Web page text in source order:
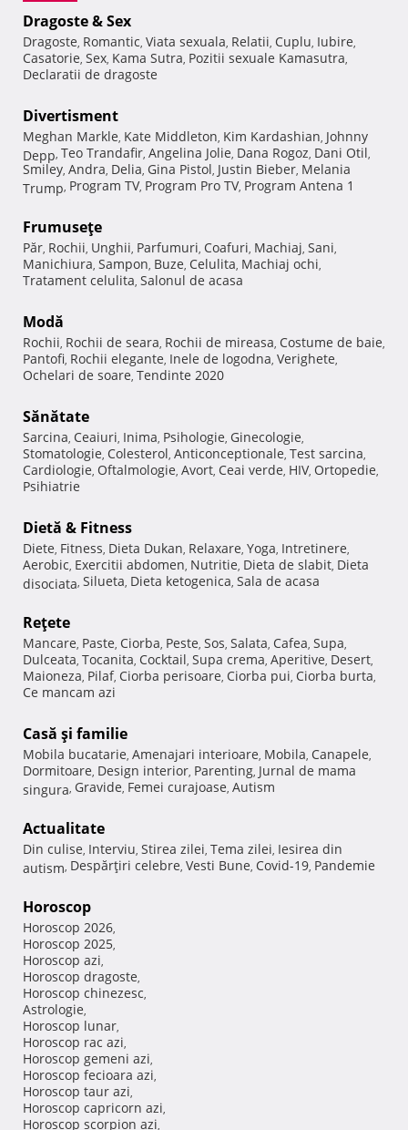
Dragoste & Sex
Dragoste, Romantic, Viata sexuala, Relatii, Cuplu, Iubire,
Casatorie, Sex, Kama Sutra, Pozitii sexuale Kamasutra,
Declaratii de dragoste
Divertisment
Meghan Markle, Kate Middleton, Kim Kardashian, Johnny
Depp, Teo Trandafir, Angelina Jolie, Dana Rogoz, Dani Otil,
Smiley, Andra, Delia, Gina Pistol, Justin Bieber, Melania
Trump, Program TV, Program Pro TV, Program Antena 1
Frumuseţe
Păr, Rochii, Unghii, Parfumuri, Coafuri, Machiaj, Sani,
Manichiura, Sampon, Buze, Celulita, Machiaj ochi,
Tratament celulita, Salonul de acasa
Modă
Rochii, Rochii de seara, Rochii de mireasa, Costume de baie,
Pantofi, Rochii elegante, Inele de logodna, Verighete,
Ochelari de soare, Tendinte 2020
Sănătate
Sarcina, Ceaiuri, Inima, Psihologie, Ginecologie,
Stomatologie, Colesterol, Anticonceptionale, Test sarcina,
Cardiologie, Oftalmologie, Avort, Ceai verde, HIV, Ortopedie,
Psihiatrie
Dietă & Fitness
Diete, Fitness, Dieta Dukan, Relaxare, Yoga, Intretinere,
Aerobic, Exercitii abdomen, Nutritie, Dieta de slabit, Dieta
disociata, Silueta, Dieta ketogenica, Sala de acasa
Reţete
Mancare, Paste, Ciorba, Peste, Sos, Salata, Cafea, Supa,
Dulceata, Tocanita, Cocktail, Supa crema, Aperitive, Desert,
Maioneza, Pilaf, Ciorba perisoare, Ciorba pui, Ciorba burta,
Ce mancam azi
Casă şi familie
Mobila bucatarie, Amenajari interioare, Mobila, Canapele,
Dormitoare, Design interior, Parenting, Jurnal de mama
singura, Gravide, Femei curajoase, Autism
Actualitate
Din culise, Interviu, Stirea zilei, Tema zilei, Iesirea din
autism, Despărţiri celebre, Vesti Bune, Covid-19, Pandemie
Horoscop
Horoscop 2026,
Horoscop 2025,
Horoscop azi,
Horoscop dragoste,
Horoscop chinezesc,
Astrologie,
Horoscop lunar,
Horoscop rac azi,
Horoscop gemeni azi,
Horoscop fecioara azi,
Horoscop taur azi,
Horoscop capricorn azi,
Horoscop scorpion azi,